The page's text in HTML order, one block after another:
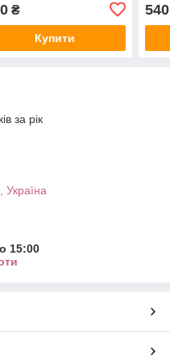
₴
Купити
540
за рік
Україна
15:00